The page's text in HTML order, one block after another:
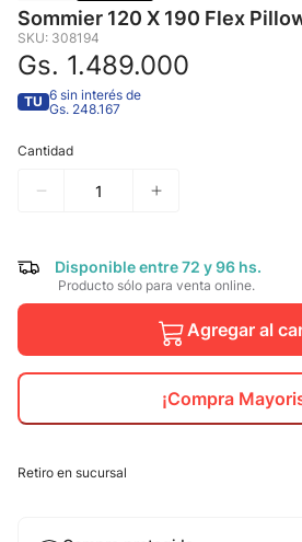
Sommier 120 X 190 Flex
SKU: 308194
Gs. 1.489.000
TU 6 sin interés de
Gs. 248.167
Cantidad
Disponible entre 72 y 96 hs.
Producto sólo para venta online.
Agregar al
¡Compra
Retiro en sucursal
4. mochila
5.
6. caterpillar